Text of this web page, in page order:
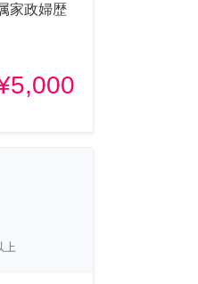
家政婦歴
上